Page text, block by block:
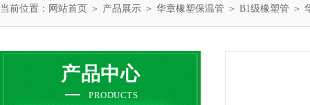
当前位置： 网站首页 ＞ 产品展示 ＞ 华章橡塑保温管 ＞ B1级橡塑管 ＞
产品中心
PRODUCTS